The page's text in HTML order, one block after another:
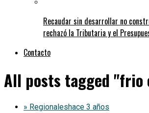
Recaudar sin desarrollar no
rechazó la Tributaria y el
Contacto
All posts tagged "frio
» Regionaleshace 3 años